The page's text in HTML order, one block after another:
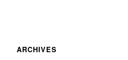
ARCHIVES